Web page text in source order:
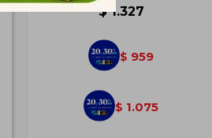
$ 1.327
$ 959
$ 1.075